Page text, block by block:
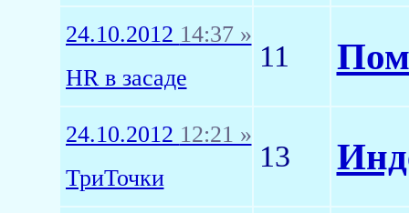
24.10.2012 14:37 »
HR в засаде
11
24.10.2012 12:21 »
ТриТочки
13